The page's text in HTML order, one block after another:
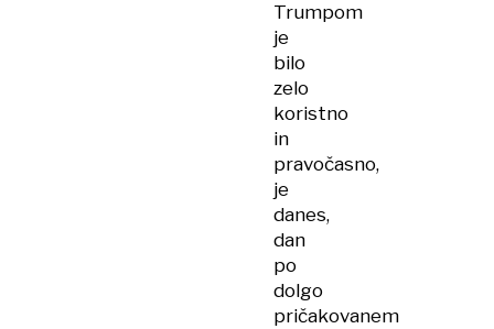
Trumpom
je
bilo
zelo
koristno
in
pravočasno,
je
danes,
dan
po
dolgo
pričakovanem